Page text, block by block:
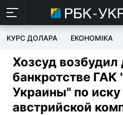
КУРС ДОЛАРА ЕКОНОМІКА
Хозсуд возбудил
банкротстве ГАК
Украины" по иску
австрийской